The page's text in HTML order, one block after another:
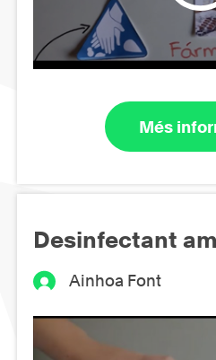
Més
Desinfectant
Ainhoa Font